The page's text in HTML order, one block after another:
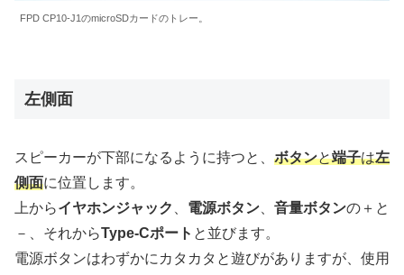
FPD CP10-J1のmicroSDカードのトレー。
左側面
スピーカーが下部になるように持つと、 ボタンと端子は左
側面に位置します。
上からイヤホンジャック 電源ボタン 音量ボタンの＋と
－、それからType-Cポート と並びます。
電源ボタンはわずかにカタカタと遊びがありますが、使用